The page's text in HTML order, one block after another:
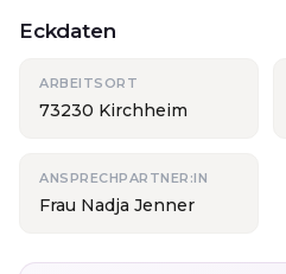
Eckdaten
ARBEITSORT
73230 Kirchheim
ANSPRECHPARTNER:IN
Frau Nadja Jenner